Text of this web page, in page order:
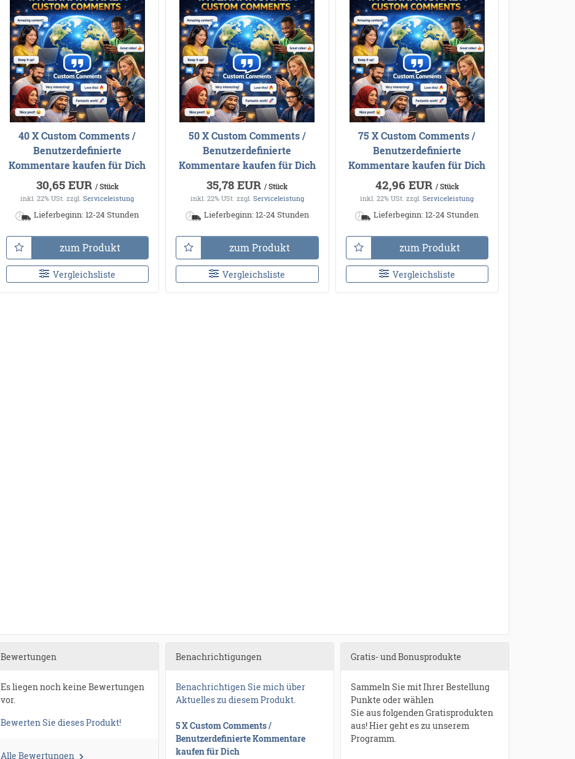
40 X Custom Comments /
Benutzerdefinierte
Kommentare kaufen für Dich
30,65 EUR / Stück
inkl. 22% USt. zzgl.Serviceleistung
Lieferbeginn: 12-24 Stunden
zum Produkt
Vergleichsliste
50 X Custom Comments /
Benutzerdefinierte
Kommentare kaufen für Dich
35,78 EUR/ Stück
inkl. 22% USt. zzgl. Serviceleistung
Lieferbeginn: 12-24 Stunden
zum Produkt
Vergleichsliste
75 X Custom Comments /
Benutzerdefinierte
Kommentare kaufen für Dich
42,96 EUR / Stück
inkl. 22% USt. zzgl.Serviceleistung
Lieferbeginn: 12-24 Stunden
zum Produkt
Vergleichsliste
Bewertungen
Es liegen noch keine Bewertungen
vor.
Bewerten Sie dieses Produkt!
Alle Bewertungen
Benachrichtigungen
Benachrichtigen Sie mich über
Aktuelles zu diesem Produkt.
5 X Custom Comments /
Benutzerdefinierte Kommentare
kaufen für Dich
Gratis- und Bonusprodukte
Sammeln Sie mit Ihrer Bestellung
Punkte oder wählen
Sie aus folgenden Gratisprodukten
aus! Hier geht es zu unserem
Programm.